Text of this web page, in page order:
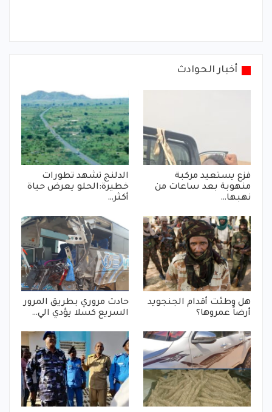
أخبار الحوادث
فزع يستعيد مركبة
منهوبة بعد ساعات من
نهبها…
الدلنج تشهد تطورات
خطيرة:الحلو يعرض حياة
أكثر…
هل وطئت أقدام الجنجويد
أرضاً عمروها؟
حادث مروري بطريق المرور
السريع كسلا يؤدي الي…